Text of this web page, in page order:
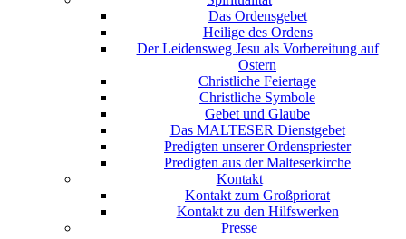
Das Ordensgebet
Heilige des Ordens
Der Leidensweg Jesu als Vorbereitung auf
Ostern
Christliche Feiertage
Christliche Symbole
Gebet und Glaube
Das MALTESER Dienstgebet
Predigten unserer Ordenspriester
Predigten aus der Malteserkirche
Kontakt
Kontakt zum Großpriorat
Kontakt zu den Hilfswerken
Presse